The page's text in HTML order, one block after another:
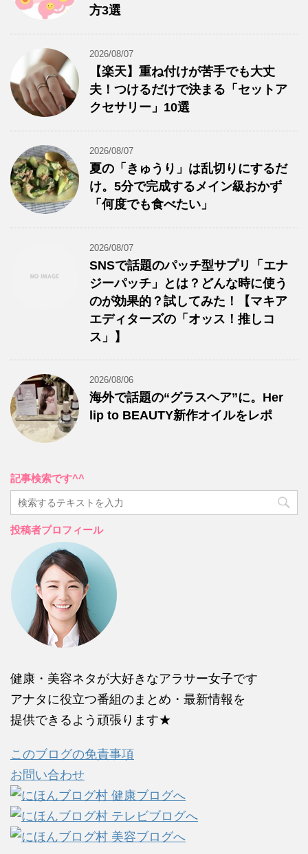
方3選
2026/08/07
【楽天】重ね付けが苦手でも大丈
夫！つけるだけで決まる「セットア
クセサリー」10選
2026/08/07
夏の「きゅうり」は乱切りにするだ
け。5分で完成するメイン級おかず
「何度でも食べたい」
2026/08/07
SNSで話題のパッチ型サプリ「エナ
ジーパッチ」とは？どんな時に使う
のが効果的？試してみた！【マキア
エディターズの「オッス！推しコ
ス」】
2026/08/06
海外で話題の“グラスヘア”に。Her
lip to BEAUTY新作オイルをレポ
記事検索です^^
投稿者プロフィール
健康・美容ネタが大好きなアラサー女子です
アナタに役立つ番組のまとめ・最新情報を
提供できるよう頑張ります★
このブログの免責事項
お問い合わせ